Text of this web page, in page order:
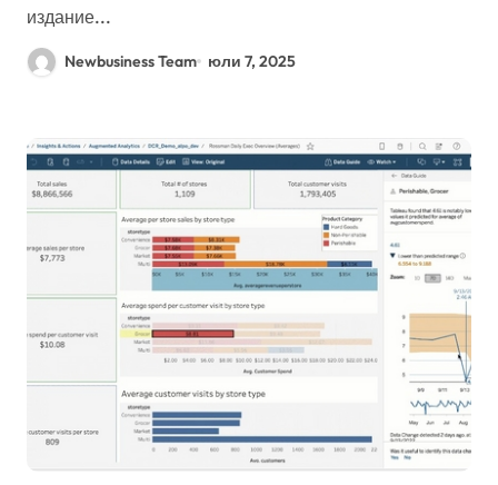
издание...
Newbusiness Team юли 7, 2025